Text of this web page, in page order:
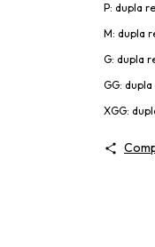
P: dupla
M: dupla
G: dupla
GG:
XGG: